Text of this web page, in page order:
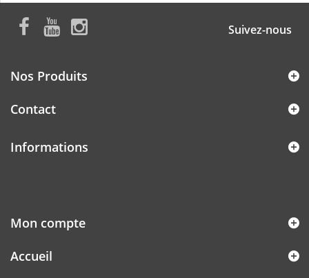
Suivez-nous
Nos Produits
Contact
Informations
Mon compte
Accueil